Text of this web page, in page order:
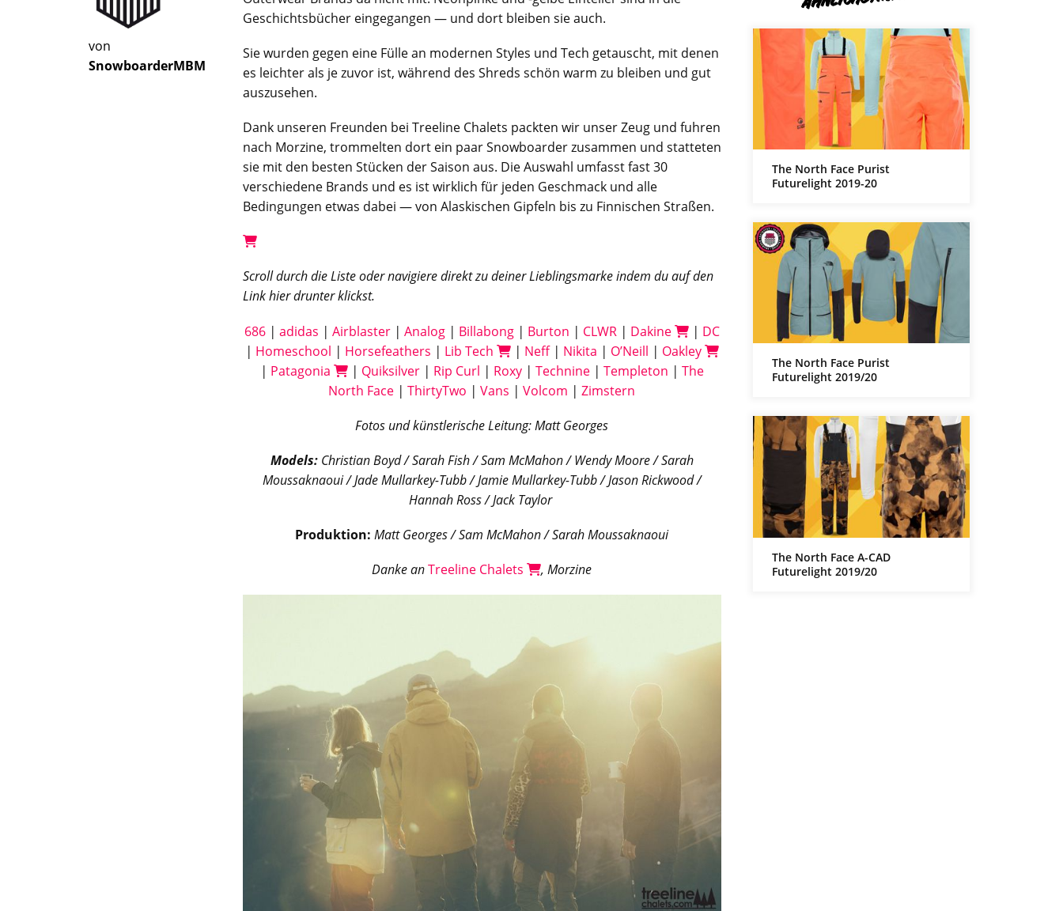
von
SnowboarderMBM
Geschichtsbücher eingegangen — und dort bleiben sie auch.
Sie wurden gegen eine Fülle an modernen Styles und Tech getauscht, mit denen
es leichter als je zuvor ist, während des Shreds schön warm zu bleiben und gut
auszusehen.
Dank unseren Freunden bei Treeline Chalets packten wir unser Zeug und fuhren
nach Morzine, trommelten dort ein paar Snowboarder zusammen und statteten
sie mit den besten Stücken der Saison aus. Die Auswahl umfasst fast 30
verschiedene Brands und es ist wirklich für jeden Geschmack und alle
Bedingungen etwas dabei — von Alaskischen Gipfeln bis zu Finnischen Straßen.
Scroll durch die Liste oder navigiere direkt zu deiner Lieblingsmarke indem du auf den
Link hier drunter klickst.
686| adidas | Airblaster| Analog| Billabong| Burton | CLWR| Dakine | DC
| Homeschool | Horsefeathers | Lib Tech | Neff| Nikita | O’Neill | Oakley
| Patagonia | Quiksilver| Rip Curl | Roxy| Technine| Templeton | The
North Face |ThirtyTwo |Vans |Volcom |Zimstern
Fotos und künstlerische Leitung: Matt Georges
Models:Christian Boyd / Sarah Fish / Sam McMahon / Wendy Moore / Sarah
Moussaknaoui / Jade Mullarkey-Tubb / Jamie Mullarkey-Tubb / Jason Rickwood /
Hannah Ross / Jack Taylor
Produktion:Matt Georges /Sam McMahon/ Sarah Moussaknaoui
Danke anTreeline Chalets , Morzine
The North Face Purist
Futurelight 2019-20
The North Face Purist
Futurelight 2019/20
The North Face A-CAD
Futurelight 2019/20